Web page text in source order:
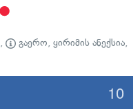
, გაერო, ყირიმის ანექსია,
10